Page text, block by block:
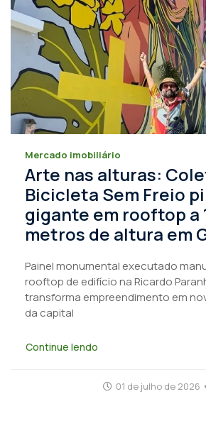
Mercado imobiliário
Arte nas alturas:
Bicicleta Sem Freio
gigante em rooftop a
metros de altura em
Painel monumental executado
rooftop de edifício na Ricardo
transforma empreendimento em
da capital
Continue lendo
01 de julho de 2026